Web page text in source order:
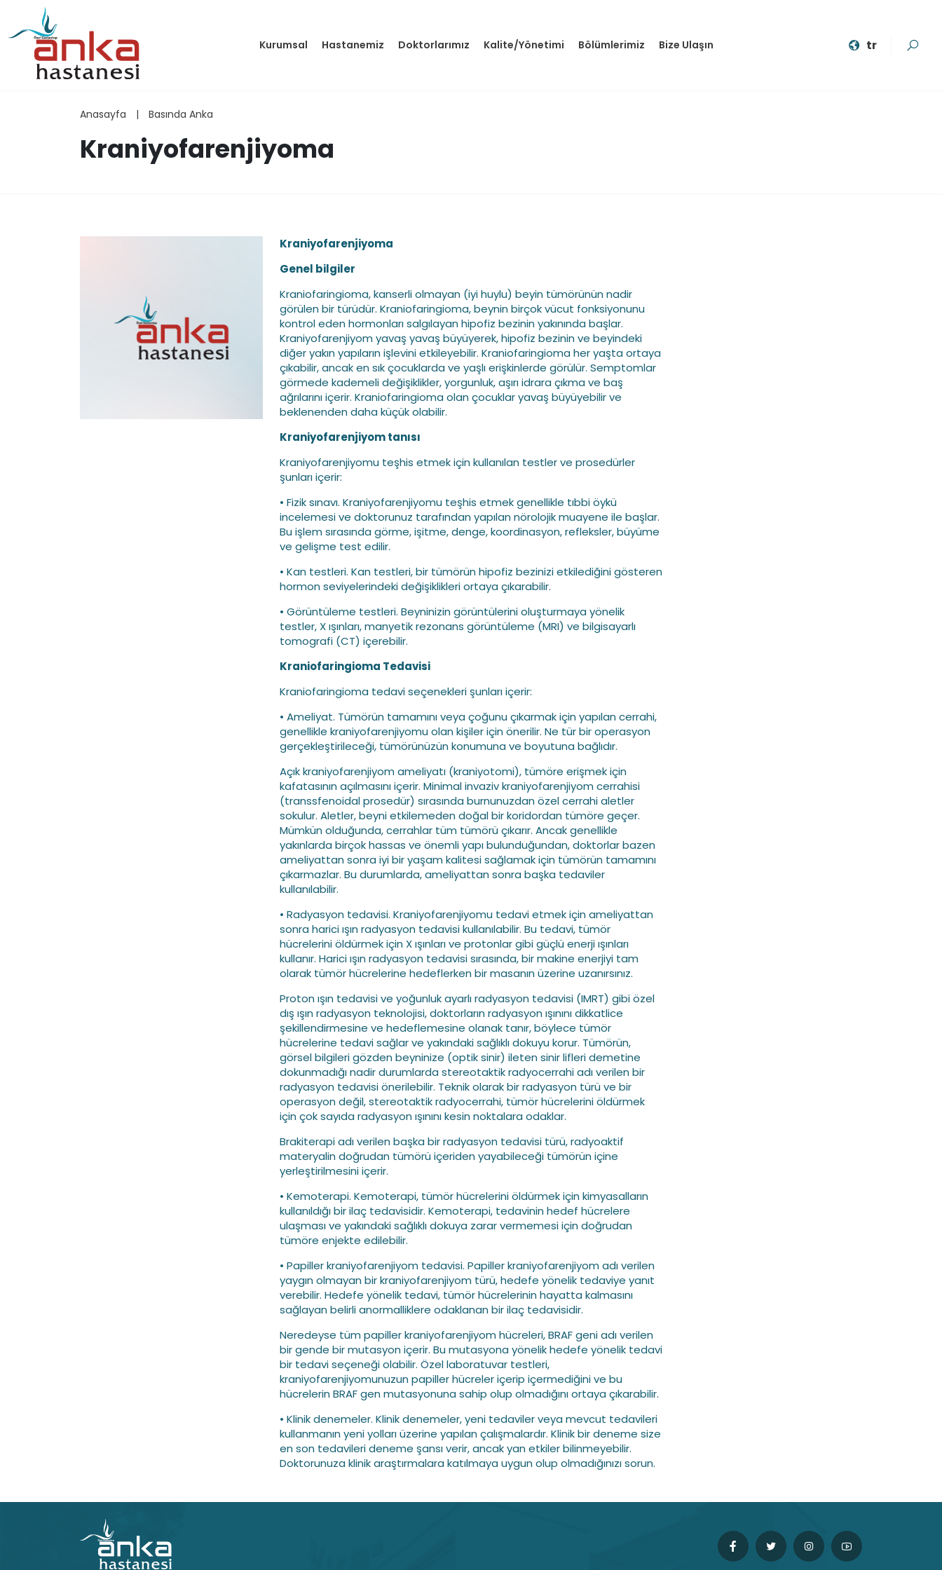
Kurumsal Hastanemiz Doktorlarımız Kalite/Yönetimi Bölümlerimiz Bize Ulaşın tr
Anasayfa | Basında Anka
Kraniyofarenjiyoma
Kraniyofarenjiyoma
Genel bilgiler
Kraniofaringioma, kanserli olmayan (iyi huylu) beyin tümörünün nadir
görülen bir türüdür. Kraniofaringioma, beynin birçok vücut fonksiyonunu
kontrol eden hormonları salgılayan hipofiz bezinin yakınında başlar.
Kraniyofarenjiyom yavaş yavaş büyüyerek, hipofiz bezinin ve beyindeki
diğer yakın yapıların işlevini etkileyebilir. Kraniofaringioma her yaşta ortaya
çıkabilir, ancak en sık çocuklarda ve yaşlı erişkinlerde görülür. Semptomlar
görmede kademeli değişiklikler, yorgunluk, aşırı idrara çıkma ve baş
ağrılarını içerir. Kraniofaringioma olan çocuklar yavaş büyüyebilir ve
beklenenden daha küçük olabilir.
Kraniyofarenjiyom tanısı
Kraniyofarenjiyomu teşhis etmek için kullanılan testler ve prosedürler
şunları içerir:
• Fizik sınavı. Kraniyofarenjiyomu teşhis etmek genellikle tıbbi öykü
incelemesi ve doktorunuz tarafından yapılan nörolojik muayene ile başlar.
Bu işlem sırasında görme, işitme, denge, koordinasyon, refleksler, büyüme
ve gelişme test edilir.
• Kan testleri. Kan testleri, bir tümörün hipofiz bezinizi etkilediğini gösteren
hormon seviyelerindeki değişiklikleri ortaya çıkarabilir.
• Görüntüleme testleri. Beyninizin görüntülerini oluşturmaya yönelik
testler, X ışınları, manyetik rezonans görüntüleme (MRI) ve bilgisayarlı
tomografi (CT) içerebilir.
Kraniofaringioma Tedavisi
Kraniofaringioma tedavi seçenekleri şunları içerir:
• Ameliyat. Tümörün tamamını veya çoğunu çıkarmak için yapılan cerrahi,
genellikle kraniyofarenjiyomu olan kişiler için önerilir. Ne tür bir operasyon
gerçekleştirileceği, tümörünüzün konumuna ve boyutuna bağlıdır.
Açık kraniyofarenjiyom ameliyatı (kraniyotomi), tümöre erişmek için
kafatasının açılmasını içerir. Minimal invaziv kraniyofarenjiyom cerrahisi
(transsfenoidal prosedür) sırasında burnunuzdan özel cerrahi aletler
sokulur. Aletler, beyni etkilemeden doğal bir koridordan tümöre geçer.
Mümkün olduğunda, cerrahlar tüm tümörü çıkarır. Ancak genellikle
yakınlarda birçok hassas ve önemli yapı bulunduğundan, doktorlar bazen
ameliyattan sonra iyi bir yaşam kalitesi sağlamak için tümörün tamamını
çıkarmazlar. Bu durumlarda, ameliyattan sonra başka tedaviler
kullanılabilir.
• Radyasyon tedavisi. Kraniyofarenjiyomu tedavi etmek için ameliyattan
sonra harici ışın radyasyon tedavisi kullanılabilir. Bu tedavi, tümör
hücrelerini öldürmek için X ışınları ve protonlar gibi güçlü enerji ışınları
kullanır. Harici ışın radyasyon tedavisi sırasında, bir makine enerjiyi tam
olarak tümör hücrelerine hedeflerken bir masanın üzerine uzanırsınız.
Proton ışın tedavisi ve yoğunluk ayarlı radyasyon tedavisi (IMRT) gibi özel
dış ışın radyasyon teknolojisi, doktorların radyasyon ışınını dikkatlice
şekillendirmesine ve hedeflemesine olanak tanır, böylece tümör
hücrelerine tedavi sağlar ve yakındaki sağlıklı dokuyu korur. Tümörün,
görsel bilgileri gözden beyninize (optik sinir) ileten sinir lifleri demetine
dokunmadığı nadir durumlarda stereotaktik radyocerrahi adı verilen bir
radyasyon tedavisi önerilebilir. Teknik olarak bir radyasyon türü ve bir
operasyon değil, stereotaktik radyocerrahi, tümör hücrelerini öldürmek
için çok sayıda radyasyon ışınını kesin noktalara odaklar.
Brakiterapi adı verilen başka bir radyasyon tedavisi türü, radyoaktif
materyalin doğrudan tümörü içeriden yayabileceği tümörün içine
yerleştirilmesini içerir.
• Kemoterapi. Kemoterapi, tümör hücrelerini öldürmek için kimyasalların
kullanıldığı bir ilaç tedavisidir. Kemoterapi, tedavinin hedef hücrelere
ulaşması ve yakındaki sağlıklı dokuya zarar vermemesi için doğrudan
tümöre enjekte edilebilir.
• Papiller kraniyofarenjiyom tedavisi. Papiller kraniyofarenjiyom adı verilen
yaygın olmayan bir kraniyofarenjiyom türü, hedefe yönelik tedaviye yanıt
verebilir. Hedefe yönelik tedavi, tümör hücrelerinin hayatta kalmasını
sağlayan belirli anormalliklere odaklanan bir ilaç tedavisidir.
Neredeyse tüm papiller kraniyofarenjiyom hücreleri, BRAF geni adı verilen
bir gende bir mutasyon içerir. Bu mutasyona yönelik hedefe yönelik tedavi
bir tedavi seçeneği olabilir. Özel laboratuvar testleri,
kraniyofarenjiyomunuzun papiller hücreler içerip içermediğini ve bu
hücrelerin BRAF gen mutasyonuna sahip olup olmadığını ortaya çıkarabilir.
• Klinik denemeler. Klinik denemeler, yeni tedaviler veya mevcut tedavileri
kullanmanın yeni yolları üzerine yapılan çalışmalardır. Klinik bir deneme size
en son tedavileri deneme şansı verir, ancak yan etkiler bilinmeyebilir.
Doktorunuza klinik araştırmalara katılmaya uygun olup olmadığınızı sorun.